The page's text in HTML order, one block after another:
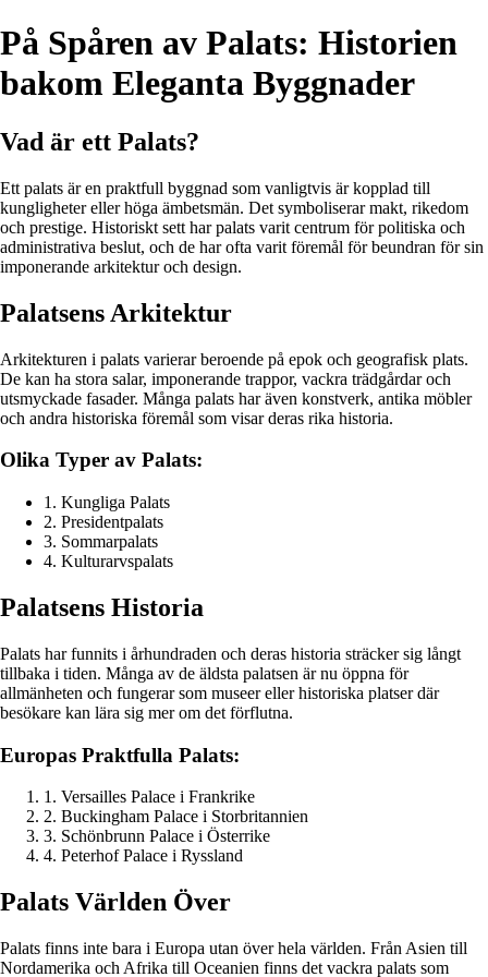
På Spåren av Palats: Historien
bakom Eleganta Byggnader
Vad är ett Palats?
Ett palats är en praktfull byggnad som vanligtvis är kopplad till
kungligheter eller höga ämbetsmän. Det symboliserar makt, rikedom
och prestige. Historiskt sett har palats varit centrum för politiska och
administrativa beslut, och de har ofta varit föremål för beundran för sin
imponerande arkitektur och design.
Palatsens Arkitektur
Arkitekturen i palats varierar beroende på epok och geografisk plats.
De kan ha stora salar, imponerande trappor, vackra trädgårdar och
utsmyckade fasader. Många palats har även konstverk, antika möbler
och andra historiska föremål som visar deras rika historia.
Olika Typer av Palats:
1. Kungliga Palats
2. Presidentpalats
3. Sommarpalats
4. Kulturarvspalats
Palatsens Historia
Palats har funnits i århundraden och deras historia sträcker sig långt
tillbaka i tiden. Många av de äldsta palatsen är nu öppna för
allmänheten och fungerar som museer eller historiska platser där
besökare kan lära sig mer om det förflutna.
Europas Praktfulla Palats:
1. Versailles Palace i Frankrike
2. Buckingham Palace i Storbritannien
3. Schönbrunn Palace i Österrike
4. Peterhof Palace i Ryssland
Palats Världen Över
Palats finns inte bara i Europa utan över hela världen. Från Asien till
Nordamerika och Afrika till Oceanien finns det vackra palats som